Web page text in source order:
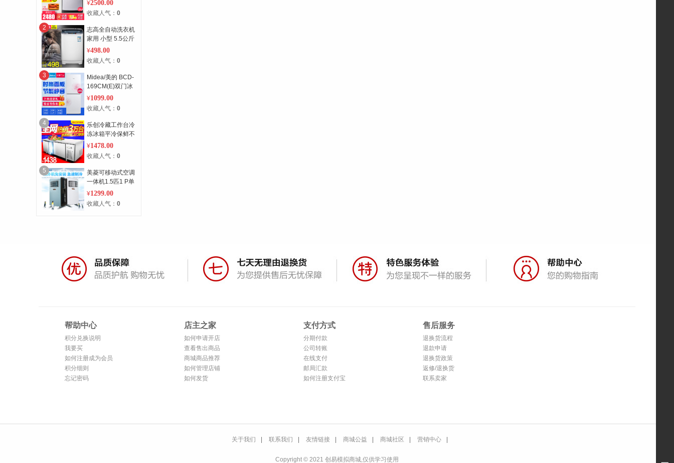
锈钢顺丰入户
¥2500.00
收藏人气： 0
2
志高全自动洗衣机
家用 小型 5.5公斤
波轮 静音宿舍 迷
你风干预约
¥498.00
收藏人气： 0
3
Midea/美的 BCD-
169CM(E)双门冰
箱家用冷藏冷冻对
开门小型冰箱
¥1099.00
收藏人气： 0
4
乐创冷藏工作台冷
冻冰箱平冷保鲜不
锈钢商用厨房奶茶
店操作台冰柜
¥1478.00
收藏人气： 0
5
美菱可移动式空调
一体机1.5匹1 P单
冷型小制冷厨房窗
式冷暖免安装
¥1299.00
收藏人气： 0
帮助中心
积分兑换说明
我要买
如何注册成为会员
积分细则
忘记密码
店主之家
如何申请开店
查看售出商品
商城商品推荐
如何管理店铺
如何发货
支付方式
分期付款
公司转账
在线支付
邮局汇款
如何注册支付宝
售后服务
退换货流程
退款申请
退换货政策
返修/退换货
联系卖家
关于我们 | 联系我们 | 友情链接 | 商城公益 | 商城社区 | 营销中心 |
Copyright © 2021 创易模拟商城,仅供学习使用